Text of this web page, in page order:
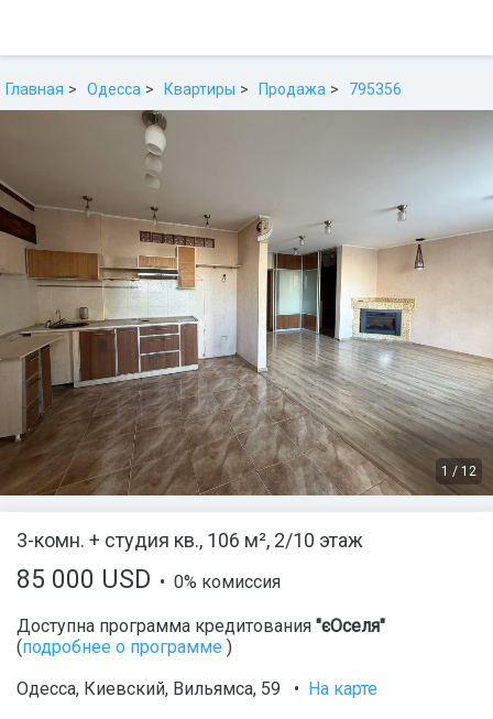
Главная Одесса Квартиры Продажа 795356
1 / 12
3-комн. + студия кв., 106 м², 2/10 этаж
85 000 USD • 0% комиссия
Доступна программа кредитования "єОселя"
(подробнее о программе )
Одесса, Киевский, Вильямса, 59 • На карте